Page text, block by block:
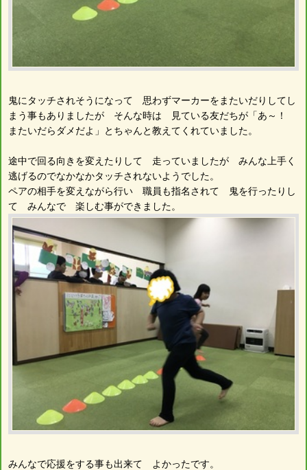
鬼にタッチされそうになって 思わずマーカーをまたいだりしてし
まう事もありましたが そんな時は 見ている友だちが「あ～！
またいだらダメだよ」とちゃんと教えてくれていました。
途中で回る向きを変えたりして 走っていましたが みんな上手く
逃げるのでなかなかタッチされないようでした。
ペアの相手を変えながら行い 職員も指名されて 鬼を行ったりし
て みんなで 楽しむ事ができました。
みんなで応援をする事も出来て よかったです。